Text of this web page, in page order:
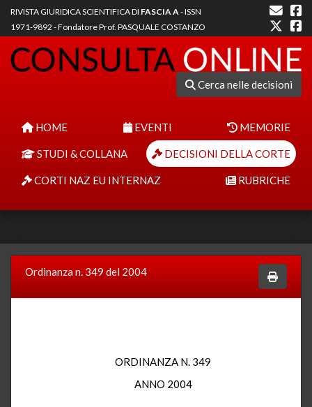
RIVISTA GIURIDICA SCIENTIFICA DI FASCIA A- ISSN
1971-9892 - Fondatore Prof. PASQUALE COSTANZO
Cerca nelle decisioni
HOME EVENTI MEMORIE
STUDI & COLLANA DECISIONI DELLA CORTE
CORTI NAZ EU INTERNAZ RUBRICHE
Ordinanza n. 349 del 2004
ORDINANZA N. 349
ANNO 2004